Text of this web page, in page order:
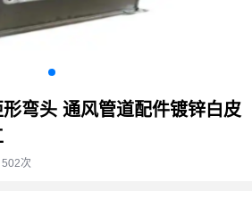
弯头 通风管道配件镀锌白皮
502次